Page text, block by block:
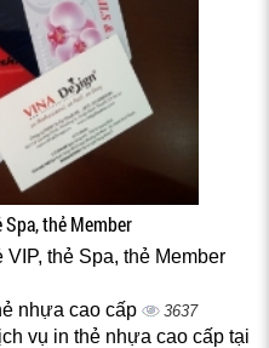
Spa, thẻ Member
thẻ Spa, thẻ Member
nhựa cao cấp 3637
vụ in thẻ nhựa cao cấp tại